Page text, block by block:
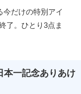
今だけの特別アイ
了。ひとり3点ま
本一記念ありあけ